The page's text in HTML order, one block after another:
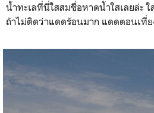
น้ำทะเลที่นี่ใสสมชื่อหาดน้ำใสเลยล่ะ
ถ้าไม่ติดว่าแดดร้อนมาก แดดตอนเที่